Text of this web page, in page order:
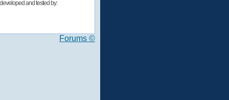
and tested by:
Forums ©